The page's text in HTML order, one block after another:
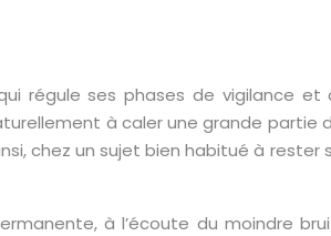
régule ses phases de vigilance et
à caler une grande partie
chez un sujet bien habitué à rester
à l’écoute du moindre